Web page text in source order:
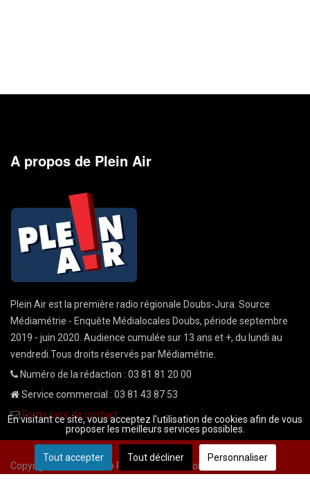
A propos de Plein Air
Plein Air est la première radio régionale Doubs-Jura. Source
Médiamétrie - Enquête Médialocales Doubs, période septembre
2019 - juin 2020. Audience cumulée sur 13 ans et +, du lundi au
vendredi.Tous droits réservés par Médiamétrie.
Numéro de la rédaction : 03 81 81 20 00
Service commercial : 03 81 43 87 53
Formulaire de contact
Copyright © 2026 Radio Plein Air - Tous droits réservés
En visitant ce site, vous acceptez l'utilisation de cookies afin de vous
proposer les meilleurs services possibles.
Tout accepter Tout décliner Personnaliser